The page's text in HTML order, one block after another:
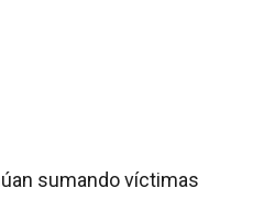
sumando víctimas